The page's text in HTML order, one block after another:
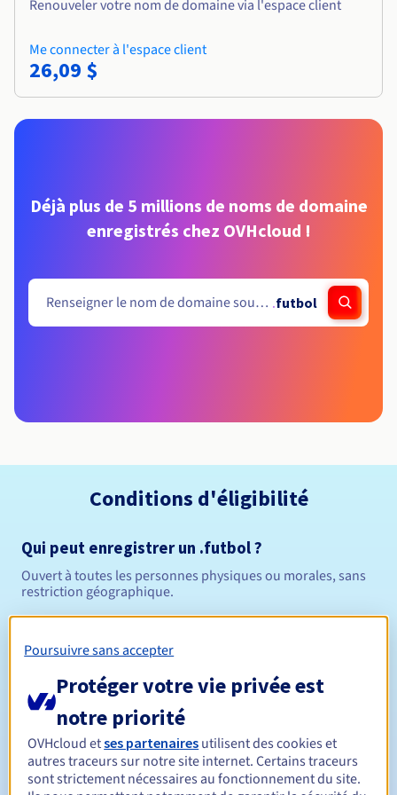
Renouveler votre nom de domaine via l'espace client
Me connecter à l'espace client
26,09 $
Déjà plus de 5 millions de noms de domaine
enregistrés chez OVHcloud !
.futbol
Conditions d'éligibilité
Qui peut enregistrer un .futbol ?
Ouvert à toutes les personnes physiques ou morales, sans
restriction géographique.
Durée de réservation Entre 1 et 10 ans
Durée de renouvellement Entre 1 et 10 ans
Poursuivre sans accepter
Protéger votre vie privée est
notre priorité
OVHcloud etses partenaires utilisent des cookies et
autres traceurs sur notre site internet. Certains traceurs
sont strictement nécessaires au fonctionnement du site.